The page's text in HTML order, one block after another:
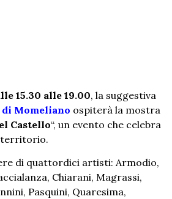
15.30 alle 19.00, la suggestiva
di Momeliano ospiterà la mostra
Castello“, un evento che celebra
territorio.
di quattordici artisti: Armodio,
Chiarani, Magrassi,
Pasquini, Quaresima,